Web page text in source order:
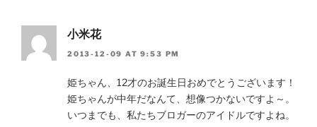
小米花
2013-12-09 AT 9:53 PM
姫ちゃん、12才のお誕生日おめでとうございます！
姫ちゃんが中年だなんて、想像つかないですよ～。
いつまでも、私たちブロガーのアイドルですよね。